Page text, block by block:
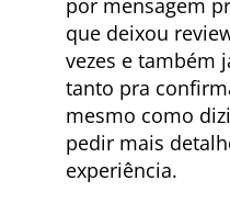
por mensagem
que deixou
vezes e também
tanto pra
mesmo como
pedir mais
experiência.